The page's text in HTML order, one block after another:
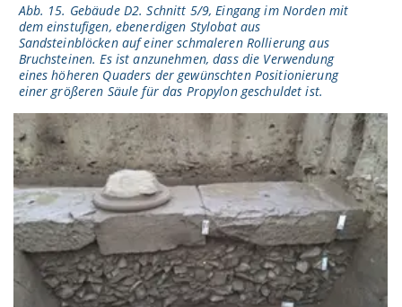
Abb. 15. Gebäude D2. Schnitt 5/9, Eingang im Norden mit
dem einstufigen, ebenerdigen Stylobat aus
Sandsteinblöcken auf einer schmaleren Rollierung aus
Bruchsteinen. Es ist anzunehmen, dass die Verwendung
eines höheren Quaders der gewünschten Positionierung
einer größeren Säule für das Propylon geschuldet ist.